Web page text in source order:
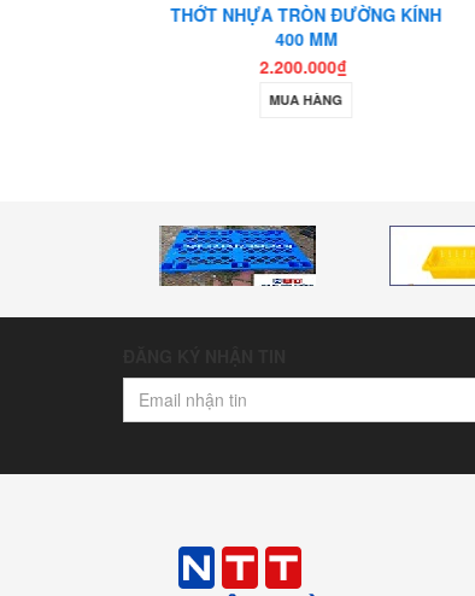
THỚT NHỰA TRÒN ĐƯỜNG KÍNH
400 MM
2.200.000₫
MUA HÀNG